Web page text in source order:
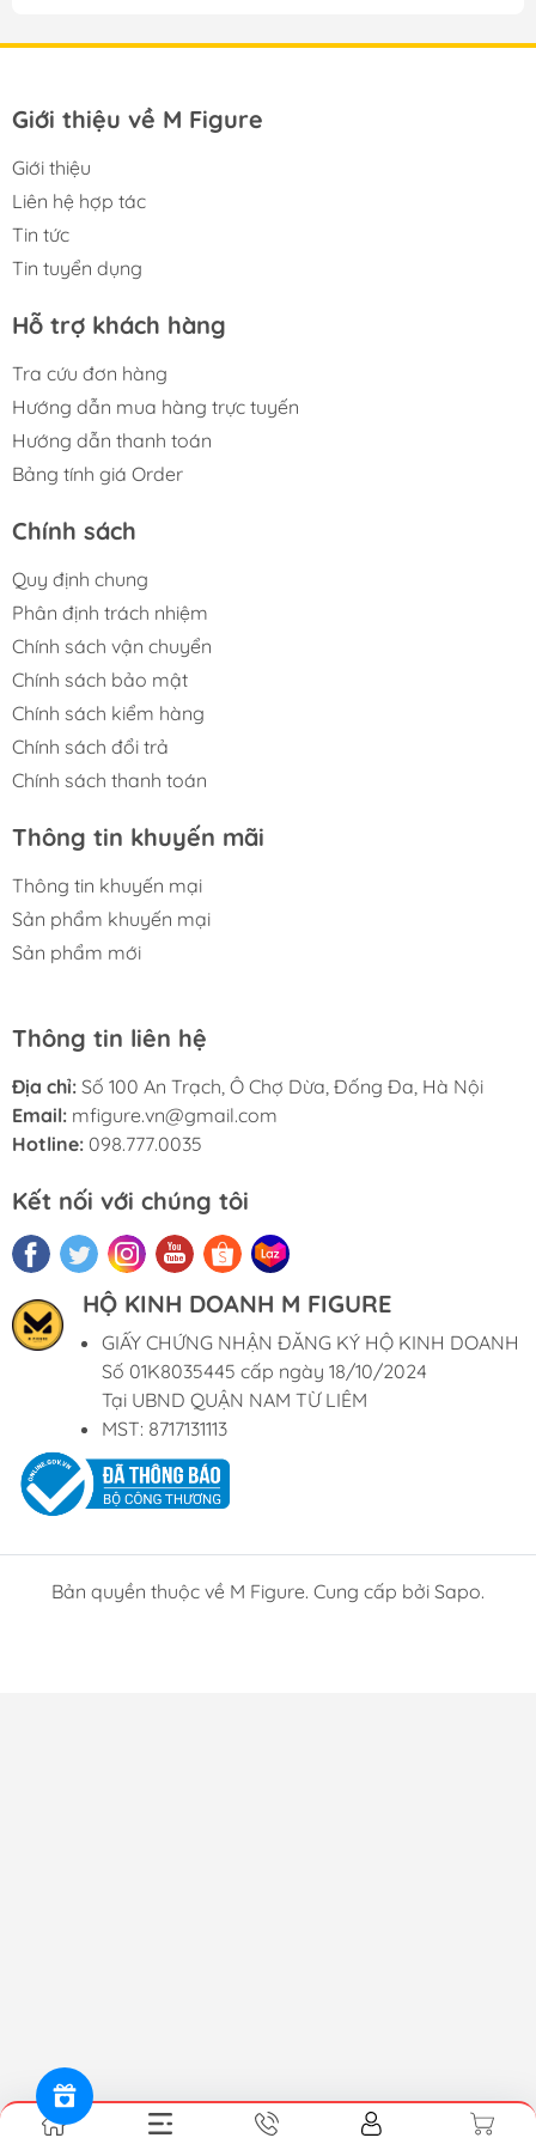
Giới thiệu về M Figure
Giới thiệu
Liên hệ hợp tác
Tin tức
Tin tuyển dụng
Hỗ trợ khách hàng
Tra cứu đơn hàng
Hướng dẫn mua hàng trực tuyến
Hướng dẫn thanh toán
Bảng tính giá Order
Chính sách
Quy định chung
Phân định trách nhiệm
Chính sách vận chuyển
Chính sách bảo mật
Chính sách kiểm hàng
Chính sách đổi trả
Chính sách thanh toán
Thông tin khuyến mãi
Thông tin khuyến mại
Sản phẩm khuyến mại
Sản phẩm mới
Thông tin liên hệ
Địa chỉ: Số 100 An Trạch, Ô Chợ Dừa, Đống Đa, Hà Nội
Email: mfigure.vn@gmail.com
Hotline: 098.777.0035
Kết nối với chúng tôi
HỘ KINH DOANH M FIGURE
GIẤY CHỨNG NHẬN ĐĂNG KÝ HỘ KINH DOANH
Số 01K8035445 cấp ngày 18/10/2024
Tại UBND QUẬN NAM TỪ LIÊM
MST: 8717131113
Bản quyền thuộc về M Figure. Cung cấp bởi Sapo.